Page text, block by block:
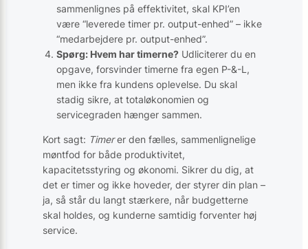
sammenlignes på effektivitet, skal KPI’en
være “leverede timer pr. output-enhed” – ikke
“medarbejdere pr. output-enhed”.
Spørg: Hvem har timerne? Udliciterer du en
opgave, forsvinder timerne fra egen P-&-L,
men ikke fra kundens oplevelse. Du skal
stadig sikre, at totaløkonomien og
servicegraden hænger sammen.
Kort sagt: Timerer den fælles, sammenlignelige
møntfod for både produktivitet,
kapacitetsstyring og økonomi. Sikrer du dig, at
det er timer og ikke hoveder, der styrer din plan –
ja, så står du langt stærkere, når budgetterne
skal holdes, og kunderne samtidig forventer høj
service.